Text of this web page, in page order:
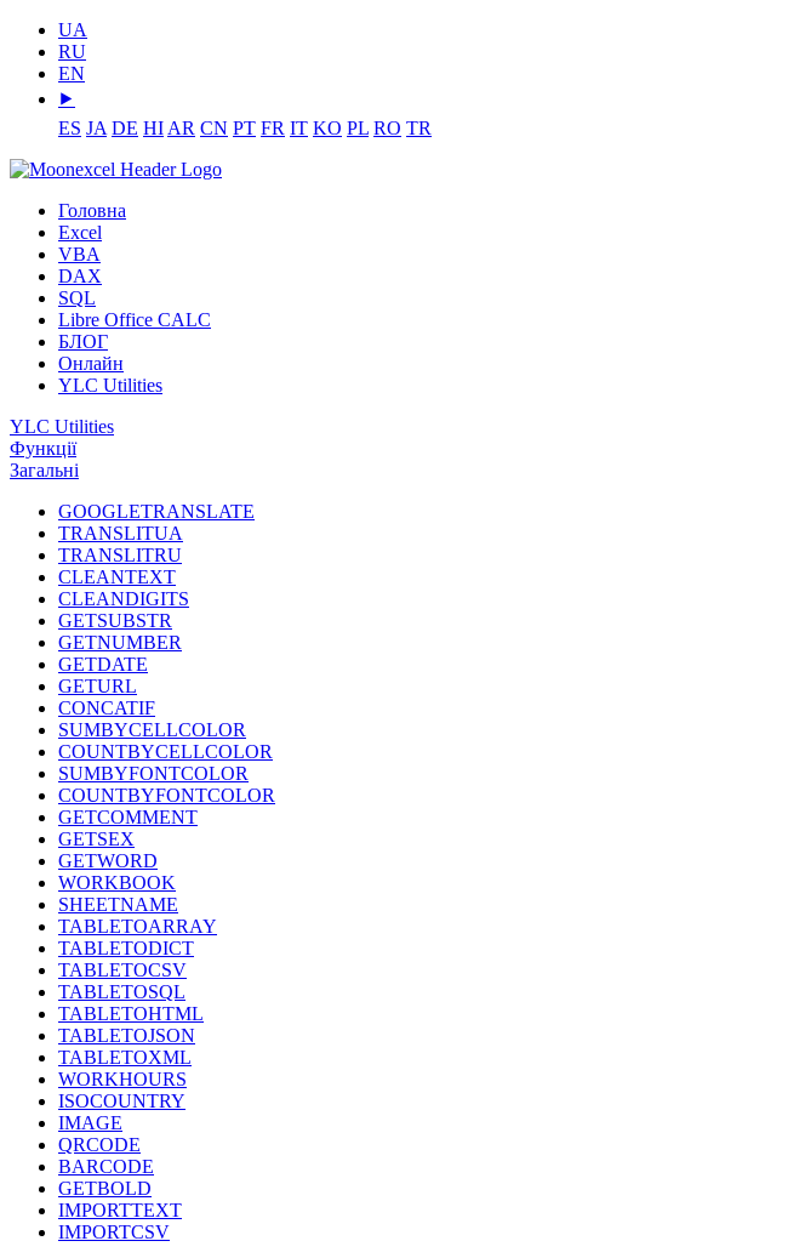
UA
RU
EN
⯈
ES JA DE HI AR CN PT FR IT KO PL RO TR
Головна
Excel
VBA
DAX
SQL
Libre Office CALC
БЛОГ
Онлайн
YLC Utilities
YLC Utilities
Функції
Загальні
GOOGLETRANSLATE
TRANSLITUA
TRANSLITRU
CLEANTEXT
CLEANDIGITS
GETSUBSTR
GETNUMBER
GETDATE
GETURL
CONCATIF
SUMBYCELLCOLOR
COUNTBYCELLCOLOR
SUMBYFONTCOLOR
COUNTBYFONTCOLOR
GETCOMMENT
GETSEX
GETWORD
WORKBOOK
SHEETNAME
TABLETOARRAY
TABLETODICT
TABLETOCSV
TABLETOSQL
TABLETOHTML
TABLETOJSON
TABLETOXML
WORKHOURS
ISOCOUNTRY
IMAGE
QRCODE
BARCODE
GETBOLD
IMPORTTEXT
IMPORTCSV